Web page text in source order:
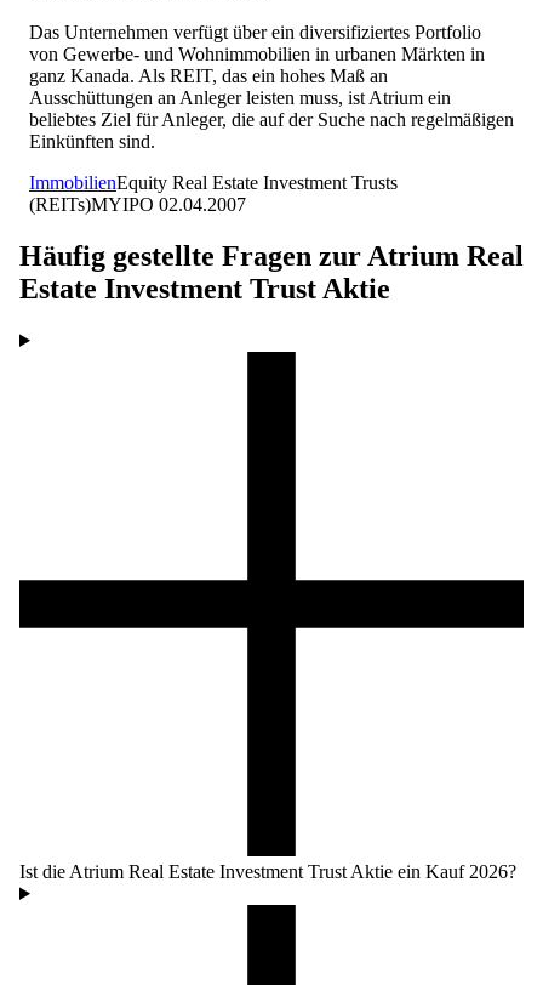
Das Unternehmen verfügt über ein diversifiziertes Portfolio
von Gewerbe- und Wohnimmobilien in urbanen Märkten in
ganz Kanada. Als REIT, das ein hohes Maß an
Ausschüttungen an Anleger leisten muss, ist Atrium ein
beliebtes Ziel für Anleger, die auf der Suche nach regelmäßigen
Einkünften sind.
ImmobilienEquity Real Estate Investment Trusts
(REITs)MYIPO 02.04.2007
Häufig gestellte Fragen zur Atrium Real
Estate Investment Trust Aktie
Ist die Atrium Real Estate Investment Trust Aktie ein Kauf 2026?